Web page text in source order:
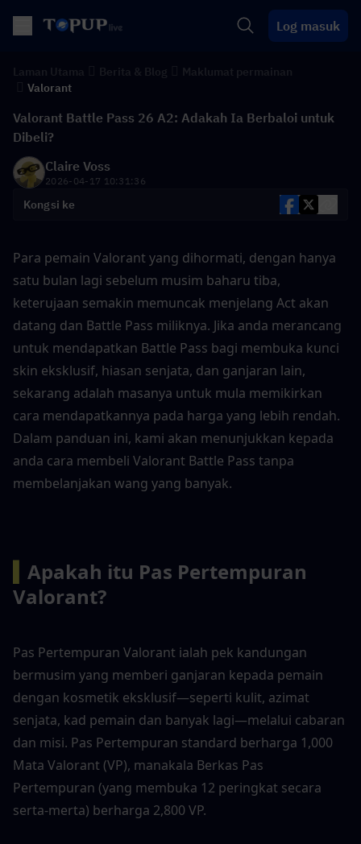
Log masuk
Valorant
Valorant Battle Pass 26 A2: Adakah Ia Berbaloi untuk
Dibeli?
Claire Voss
2026-04-17 10:31:36
Kongsi ke
Para pemain Valorant yang dihormati, dengan hanya
satu bulan lagi sebelum musim baharu tiba,
keterujaan semakin memuncak menjelang Act akan
datang dan Battle Pass miliknya. Jika anda merancang
untuk mendapatkan Battle Pass bagi membuka kunci
skin eksklusif, hiasan senjata, dan ganjaran lain,
sekarang adalah masanya untuk mula memikirkan
cara mendapatkannya pada harga yang lebih rendah.
Dalam panduan ini, kami akan menunjukkan kepada
anda cara membeli Valorant Battle Pass tanpa
membelanjakan wang yang banyak.
Apakah itu Pas Pertempuran
Valorant?
Pas Pertempuran Valorant ialah pek kandungan
bermusim yang memberi ganjaran kepada pemain
dengan kosmetik eksklusif—seperti kulit, azimat
senjata, kad pemain dan banyak lagi—melalui cabaran
dan misi. Pas Pertempuran standard berharga 1,000
Mata Valorant (VP), manakala Berkas Pas
Pertempuran (yang membuka 12 peringkat secara
serta-merta) berharga 2,800 VP.